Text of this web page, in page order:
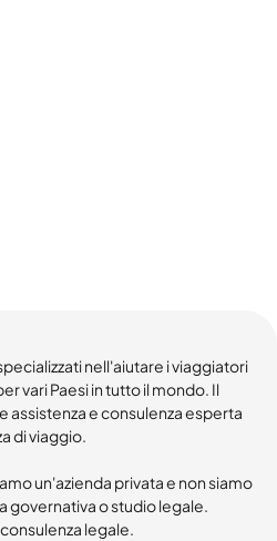
nell'aiutare i viaggiatori
vari Paesi in tutto il mondo. Il
assistenza e consulenza esperta
di viaggio.
un'azienda privata e non siamo
governativa o studio legale.
legale.